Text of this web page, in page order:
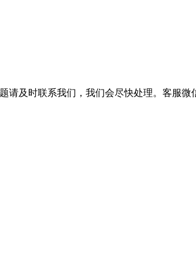
及时联系我们，我们会尽快处理。客服微